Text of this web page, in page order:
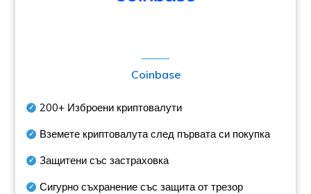
Coinbase
200+ Изброени криптовалути
Вземете криптовалута след първата си покупка
Защитени със застраховка
Сигурно съхранение със защита от трезор